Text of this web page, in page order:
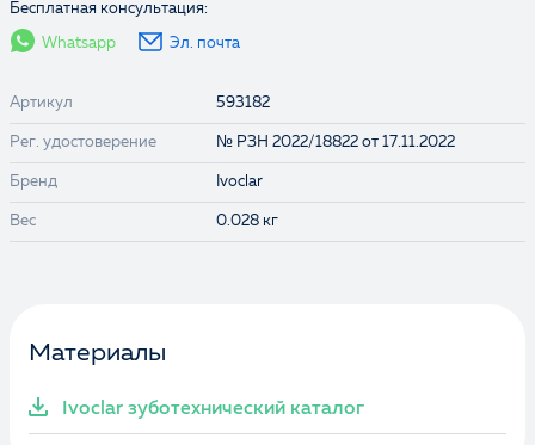
Выбранные товары:
Ознакомлен и согласен сПолитикой
Бесплатная консультация:
Whatsapp Эл. почта
Артикул 593182
Рег. удостоверение № РЗН 2022/18822 от 17.11.2022
Бренд Ivoclar
Вес 0.028 кг
Материалы
Ivoclar зуботехнический каталог